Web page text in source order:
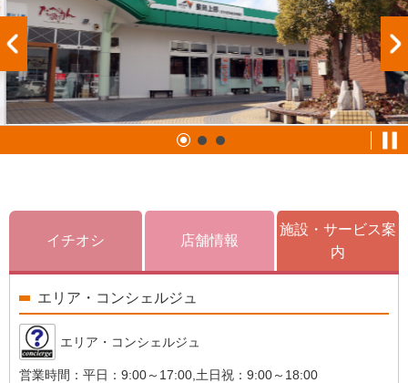
イチオシ 店舗情報
施設・サービス案
内
エリア・コンシェルジュ
エリア・コンシェルジュ
営業時間： 平日：9:00～17:00,土日祝：9:00～18:00